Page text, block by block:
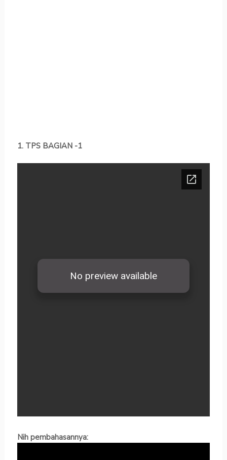
1. TPS BAGIAN -1
Nih pembahasannya: